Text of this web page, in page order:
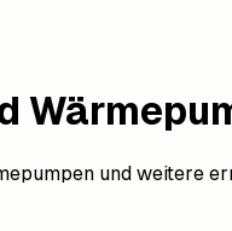
und weitere